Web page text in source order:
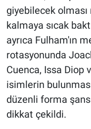
giyebilecek
kalmaya sıcak
ayrıca Fulham'ın
rotasyonunda
Cuenca, Issa Diop
isimlerin
düzenli forma
dikkat çekildi.